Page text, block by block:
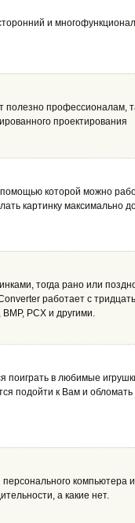
и
профессионалам,
проектирования
которой можно
картинку максимально
тогда рано или
работает с
PCX и другими.
поиграть в любимые
подойти к Вам и обломать
компьютера
а какие нет.